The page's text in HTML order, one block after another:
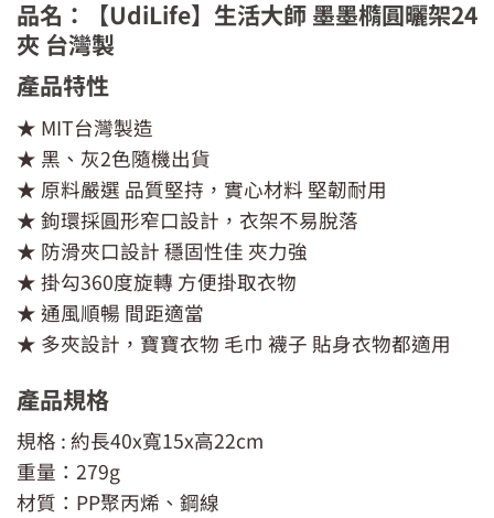
品名：【UdiLife】生活大師 墨墨橢圓曬架24
夾 台灣製
產品特性
★ MIT台灣製造
★ 黑、灰2色隨機出貨
★ 原料嚴選 品質堅持，實心材料 堅韌耐用
★ 鉤環採圓形窄口設計，衣架不易脫落
★ 防滑夾口設計 穩固性佳 夾力強
★ 掛勾360度旋轉 方便掛取衣物
★ 通風順暢 間距適當
★ 多夾設計，寶寶衣物 毛巾 襪子 貼身衣物都適用
產品規格
規格 : 約長40x寬15x高22cm
重量：279g
材質：PP聚丙烯、鋼線